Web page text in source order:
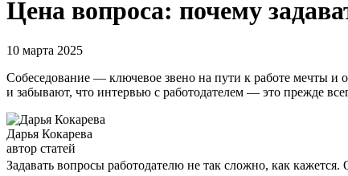
Цена вопроса: почему
10 марта 2025
Собеседование — ключевое звено на пути к работе мечты и
и забывают, что интервью с работодателем — это прежде
Дарья Кокарева
автор статей
Задавать вопросы работодателю не так сложно, как